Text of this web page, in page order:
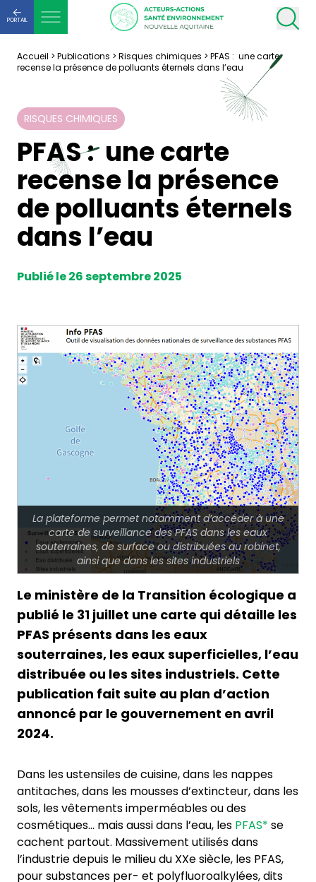
PORTAIL
Accueil > Publications > Risques chimiques > PFAS : une carte
recense la présence de polluants éternels dans l’eau
RISQUES CHIMIQUES
PFAS : une carte
recense la présence
de polluants éternels
dans l’eau
Publié le 26 septembre 2025
La plateforme permet notamment d’accéder à une
carte de surveillance des PFAS dans les eaux
souterraines, de surface ou distribuées au robinet,
ainsi que dans les sites industriels
Le ministère de la Transition écologique a
publié le 31 juillet une carte qui détaille les
PFAS présents dans les eaux
souterraines, les eaux superficielles, l’eau
distribuée ou les sites industriels. Cette
publication fait suite au plan d’action
annoncé par le gouvernement en avril
2024.
Dans les ustensiles de cuisine, dans les nappes
antitaches, dans les mousses d’extincteur, dans les
sols, les vêtements imperméables ou des
cosmétiques… mais aussi dans l’eau, les PFAS* se
cachent partout. Massivement utilisés dans
l’industrie depuis le milieu du XXe siècle, les PFAS,
pour substances per- et polyfluoroalkylées, dits